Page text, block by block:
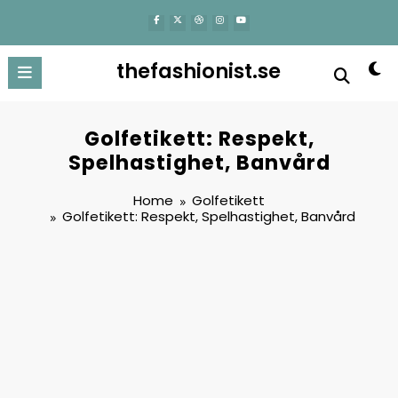
thefashionist.se
Golfetikett: Respekt,
Spelhastighet, Banvård
Home
Golfetikett
Golfetikett: Respekt, Spelhastighet, Banvård